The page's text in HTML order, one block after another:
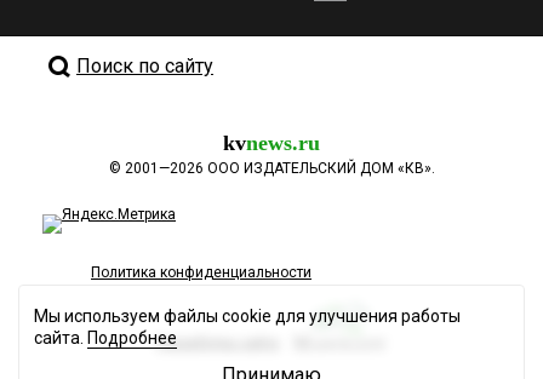
Поиск по сайту
kvnews.ru
© 2001—2026 ООО ИЗДАТЕЛЬСКИЙ ДОМ «КВ».
Политика конфиденциальности
Разработка сайта
Мы используем файлы cookie для улучшения работы
сайта. Подробнее